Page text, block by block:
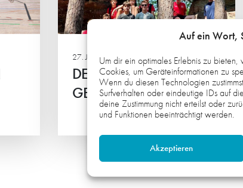
Auf ein Wort,
Um dir ein optimales Erlebnis zu
Cookies, um Geräteinformationen zu
Wenn du diesen Technologien
Surfverhalten oder eindeutige IDs auf
deine Zustimmung nicht erteilst oder
und Funktionen beeinträchtigt werden.
Akzeptieren
27. JULI 2026
DEN TEAMGEIST
GESTÄRKT
gemeinsame Spaß, sportlicher